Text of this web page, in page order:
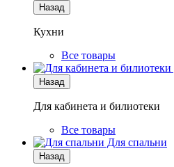
Назад
Кухни
Все товары
Назад
Для кабинета и билиотеки
Все товары
Для спальни
Назад